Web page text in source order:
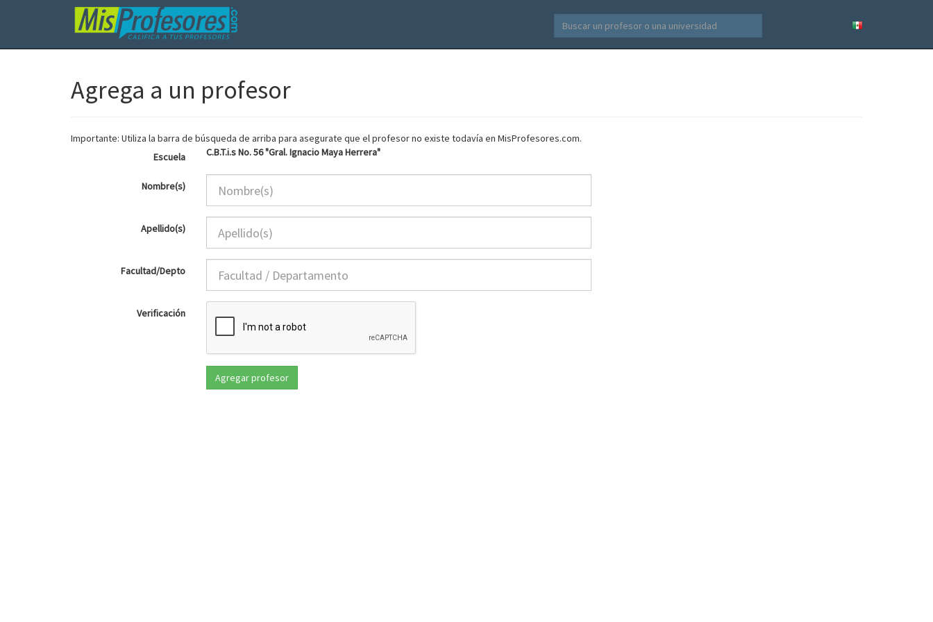
Agrega a un profesor
Importante: Utiliza la barra de búsqueda de arriba para asegurate que el profesor no existe todavía en MisProfesores.com.
Escuela
C.B.T.i.s No. 56 "Gral. Ignacio Maya Herrera"
Nombre(s)
Apellido(s)
Facultad/Depto
Verificación